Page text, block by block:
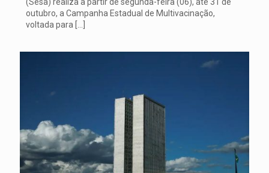
outubro, a Campanha Estadual de Multivacinação,
voltada para […]